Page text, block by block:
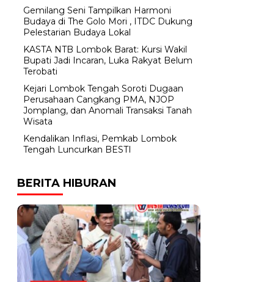
Gemilang Seni Tampilkan Harmoni
Budaya di The Golo Mori , ITDC Dukung
Pelestarian Budaya Lokal
KASTA NTB Lombok Barat: Kursi Wakil
Bupati Jadi Incaran, Luka Rakyat Belum
Terobati
Kejari Lombok Tengah Soroti Dugaan
Perusahaan Cangkang PMA, NJOP
Jomplang, dan Anomali Transaksi Tanah
Wisata
Kendalikan Inflasi, Pemkab Lombok
Tengah Luncurkan BESTI
BERITA HIBURAN